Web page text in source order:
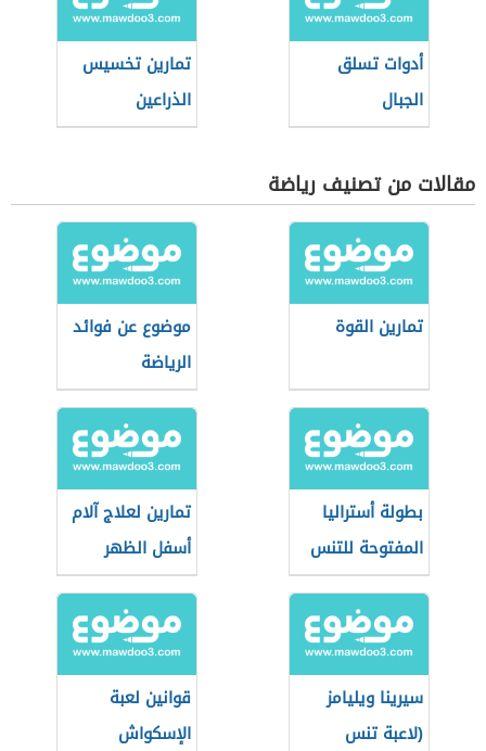
أدوات تسلق
الجبال
تمارين تخسيس
الذراعين
مقالات من تصنيف رياضة
تمارين القوة
موضوع عن فوائد
الرياضة
بطولة أستراليا
المفتوحة للتنس
تمارين لعلاج آلام
أسفل الظهر
سيرينا ويليامز
(لاعبة تنس
قوانين لعبة
الإسكواش